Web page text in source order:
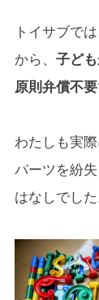
トイサブで
から、 子ど
原則弁償不要
わたしも実
パーツを紛
はなしでした